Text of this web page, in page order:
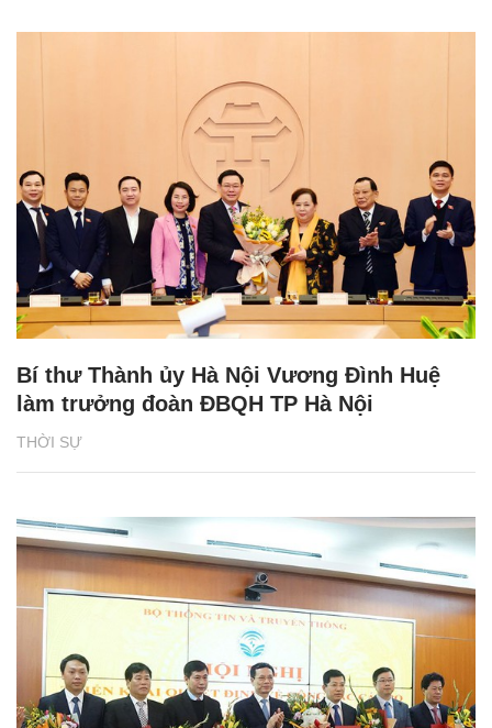
THỜI SỰ
Bí thư Thành ủy Hà Nội Vương Đình Huệ
làm trưởng đoàn ĐBQH TP Hà Nội